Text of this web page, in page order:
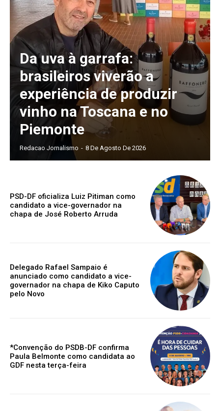
Da uva à garrafa:
brasileiros viverão a
experiência de produzir
vinho na Toscana e no
Piemonte
Redacao Jornalismo - 8 De Agosto De 2026
PSD-DF oficializa Luiz Pitiman como
candidato a vice-governador na
chapa de José Roberto Arruda
Delegado Rafael Sampaio é
anunciado como candidato a vice-
governador na chapa de Kiko Caputo
pelo Novo
*Convenção do PSDB-DF confirma
Paula Belmonte como candidata ao
GDF nesta terça-feira